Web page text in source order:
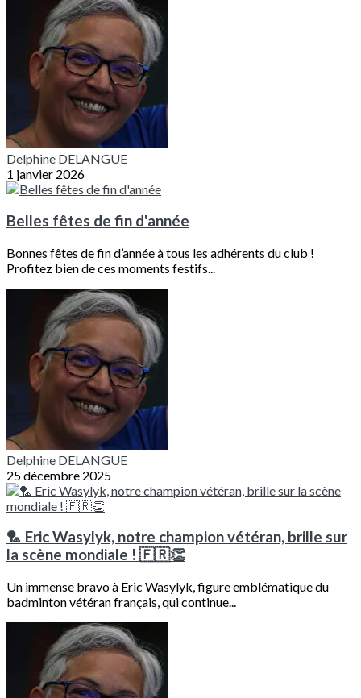
Delphine DELANGUE
1 janvier 2026
Belles fêtes de fin d'année
Bonnes fêtes de fin d’année à tous les adhérents du club !
Profitez bien de ces moments festifs...
Delphine DELANGUE
25 décembre 2025
🏸 Eric Wasylyk, notre champion vétéran, brille sur
la scène mondiale ! 🇫🇷👏
Un immense bravo à Eric Wasylyk, figure emblématique du
badminton vétéran français, qui continue...